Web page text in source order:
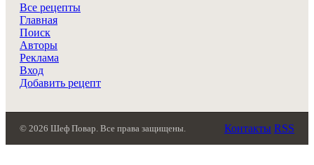
Все рецепты
Главная
Поиск
Авторы
Реклама
Вход
Добавить рецепт
© 2026 Шеф Повар. Все права защищены. Контакты RSS